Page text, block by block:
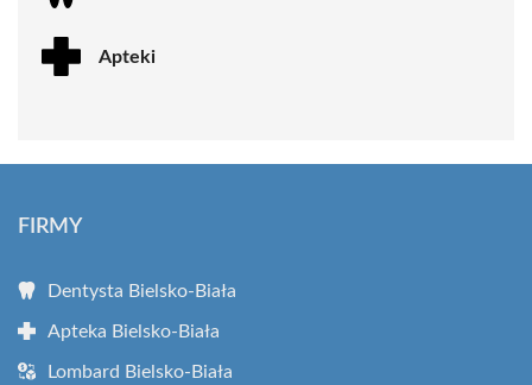
Apteki
FIRMY
Dentysta Bielsko-Biała
Apteka Bielsko-Biała
Lombard Bielsko-Biała